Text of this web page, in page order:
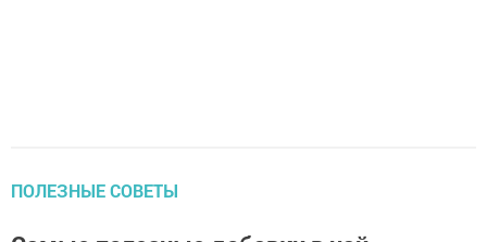
ПОЛЕЗНЫЕ СОВЕТЫ